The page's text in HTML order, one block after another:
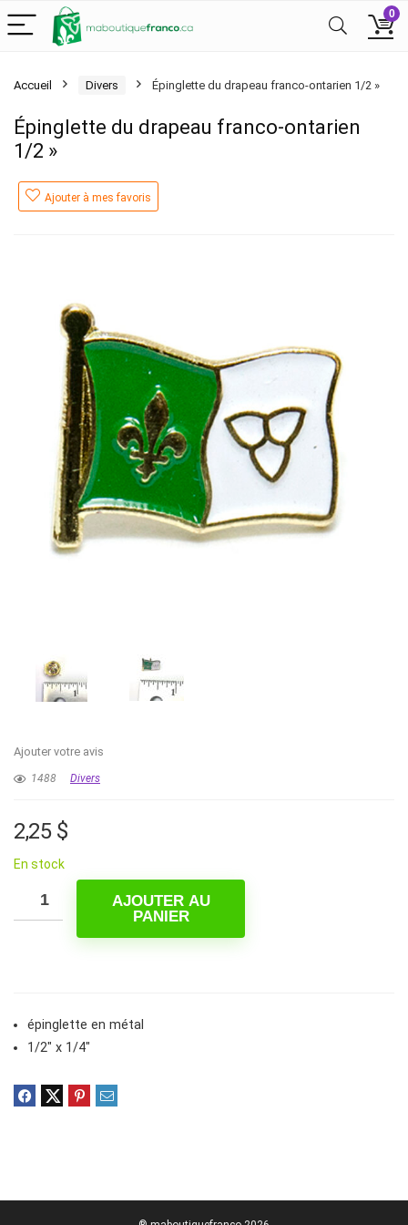
0
Accueil Divers Épinglette du drapeau franco-ontarien 1/2 »
Épinglette du drapeau franco-ontarien
1/2 »
Ajouter à mes favoris
Ajouter votre avis
1488 Divers
2,25 $
En stock
AJOUTER AU
PANIER
épinglette en métal
1/2″ x 1/4″